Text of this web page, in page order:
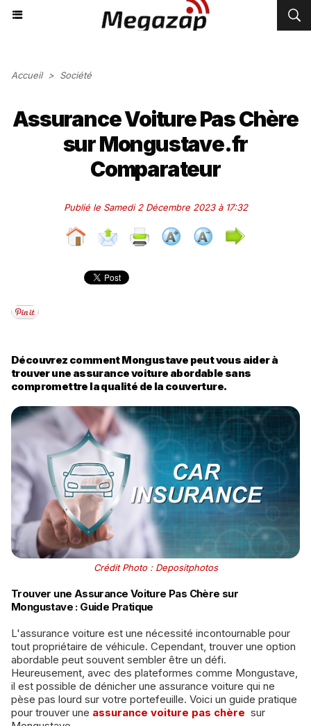
Accueil > Société
Assurance Voiture Pas Chère
sur Mongustave.fr
Comparateur
Publié le Samedi 2 Décembre 2023 à 17:32
Découvrez comment Mongustave peut vous aider à
trouver une assurance voiture abordable sans
compromettre la qualité de la couverture.
Crédit Photo : Depositphotos
Trouver une Assurance Voiture Pas Chère sur
Mongustave : Guide Pratique
L'assurance voiture est une nécessité incontournable pour
tout propriétaire de véhicule. Cependant, trouver une option
abordable peut souvent sembler être un défi.
Heureusement, avec des plateformes comme Mongustave,
il est possible de dénicher une assurance voiture qui ne
pèse pas lourd sur votre portefeuille. Voici un guide pratique
pour trouver une assurance voiture pas chère sur